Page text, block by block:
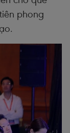
phong